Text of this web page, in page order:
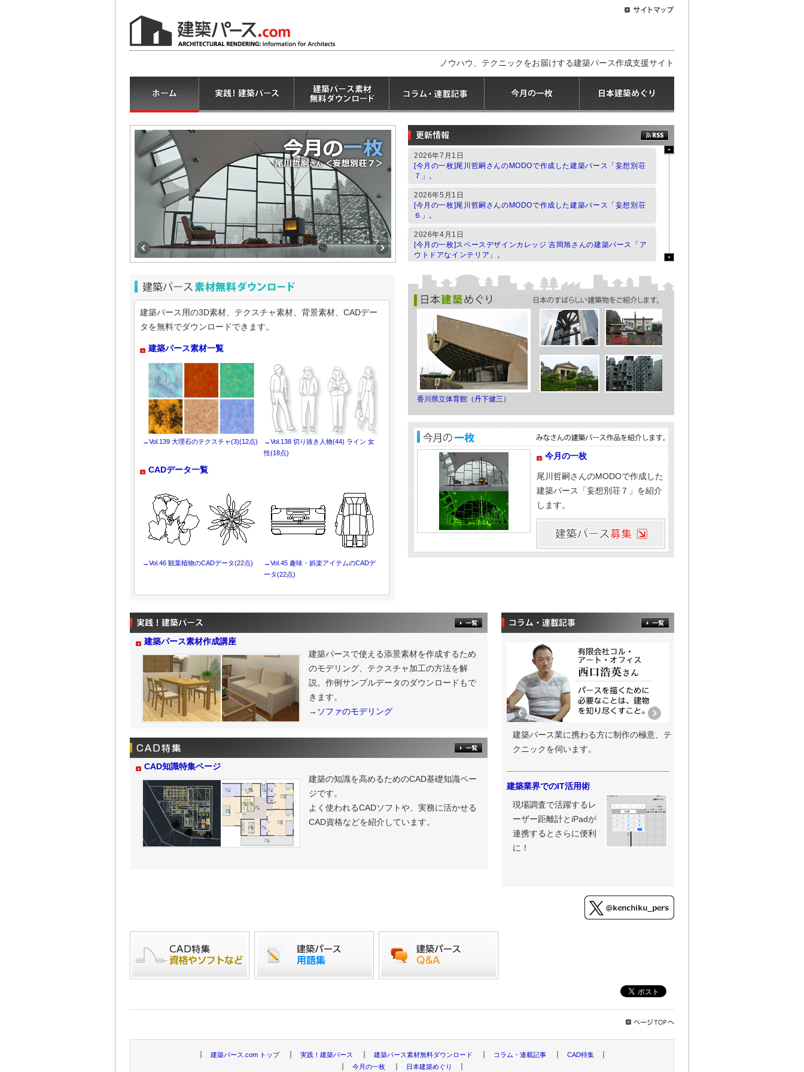
ノウハウ、テクニックをお届けする建築パース作成支援サイト
2026年7月1日
[今月の一枚]尾川哲嗣さんのMODOで作成した建築パース「妄想別荘
７」。
2026年5月1日
[今月の一枚]尾川哲嗣さんのMODOで作成した建築パース「妄想別荘
６」。
2026年4月1日
[今月の一枚]スペースデザインカレッジ 吉岡旭さんの建築パース「ア
ウトドアなインテリア」。
2026年3月2日
[今月の一枚]ＳＩＡ一級建築士事務所 香月真大さんのARCHICADで
作成した建築パース「浜松のオフィスビル」。
2026年2月9日
[今月の一枚]MARUCLAY 髙橋慶多さんの3ds Maxで作成した建築パ
ース「Project Niseko Villa」。
2026年1月5日
[今月の一枚]M VISUAL DESIGN 宮垣智和さんのARCHITREND
ZEROで作成した建築パース「分譲地」。
2025年12月1日
[今月の一枚]Seeker Creation 川口修司さんのD5 Renderで作成した
2025年11月3日
[今月の一枚]M VISUAL DESIGN 宮垣智和さんのARCHITREND
ZEROで作成した建築パース「アウトドアリビングで家族の時間を楽
しむ」。
2025年10月6日
[今月の一枚]尾川哲嗣さんのMODOで作成した建築パース「妄想別荘
2025年9月1日
[今月の一枚]スタジオブロック建築デザイン 佐藤雅克さんの3ds Max
で作成した建築パース「戸建住宅のダイニングキッチン」。
パース「高級和食」。
[今月の一枚]アンドクリアー 玉上光二さんの3ds Maxで作成した建築
パース「ダイニングスペース」。
2025年5月1日
[今月の一枚]ＳＩＡ一級建築士事務所 香月真大さんのARCHITREND
で作成した建築パース「オフィス」。
[今月の一枚]ViZ. 葛川倫成さんのVectorWorksで作成した建築パース
「平屋の料理店」。
2025年3月3日
パース「住宅CGパース_ダイニングキッチン」。
[今月の一枚]ベックス株式会社 滝口優一さんの建築パース「習作-レス
トラン」。
[今月の一枚]手描きプレゼンテーションパースBackyard 齋藤清さんの
ZEROで作成した建築パース「木材の映えるガレージがある平屋」。
2024年12月10日
[建築パース素材無料ダウンロード]建築パースで使える大理石のテク
スチャ12点公開。bmp形式、jpg形式、mtb形式のデータをダウンロ
[今月の一枚]アンドクリアー 玉上光二さんの3ds Maxで作成した建築
パース「住宅外観CGパース」。
香川県立体育館（丹下健三）
今月の一枚
尾川哲嗣さんのMODOで作成した
建築パース「妄想別荘７」を紹介
します。
建築パース用の3D素材、テクスチャ素材、背景素材、CADデー
タを無料でダウンロードできます。
建築パース素材一覧
→Vol.139 大理石のテクスチャ(3)(12点) →Vol.138 切り抜き人物(44) ライン 女
性(18点)
CADデータ一覧
→Vol.46 観葉植物のCADデータ(22点) →Vol.45 趣味・娯楽アイテムのCADデ
ータ(22点)
建築パース素材作成講座
建築パースで使える添景素材を作成するため
のモデリング、テクスチャ加工の方法を解
説。作例サンプルデータのダウンロードもで
きます。
→ ソファのモデリング
CAD知識特集ページ
建築の知識を高めるためのCAD基礎知識ペー
ジです。
よく使われるCADソフトや、実務に活かせる
CAD資格などを紹介しています。
建築パース業に携わる方に制作の極意、テ
クニックを伺います。
建築業界でのIT活用術
現場調査で活躍するレ
ーザー距離計とiPadが
連携するとさらに便利
に！
建築パース.com トップ 実践！建築パース 建築パース素材無料ダウンロード コラム・連載記事
CAD特集
今月の一枚
日本建築めぐり